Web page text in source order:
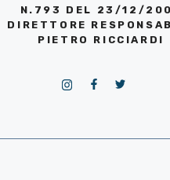
N.793 DEL 23/12/
DIRETTORE
PIETRO RICCIARDI